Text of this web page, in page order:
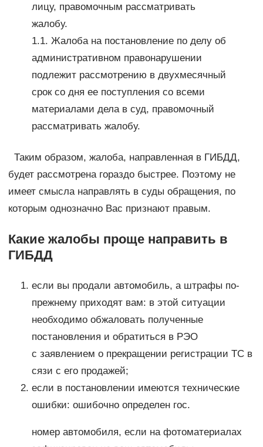
лицу, правомочным рассматривать
жалобу.
1.1. Жалоба на постановление по делу об
административном правонарушении
подлежит рассмотрению в двухмесячный
срок со дня ее поступления со всеми
материалами дела в суд, правомочный
рассматривать жалобу.
Таким образом, жалоба, направленная в ГИБДД,
будет рассмотрена гораздо быстрее. Поэтому не
имеет смысла направлять в суды обращения, по
которым однозначно Вас признают правым.
Какие жалобы проще направить в
ГИБДД
если вы продали автомобиль, а штрафы по-
прежнему приходят вам: в этой ситуации
необходимо обжаловать полученные
постановления и обратиться в РЭО
с заявлением о прекращении регистрации ТС в
сязи с его продажей;
если в постановлении имеются технические
ошибки: ошибочно определен гос.
номер автомобиля, если на фотоматериалах